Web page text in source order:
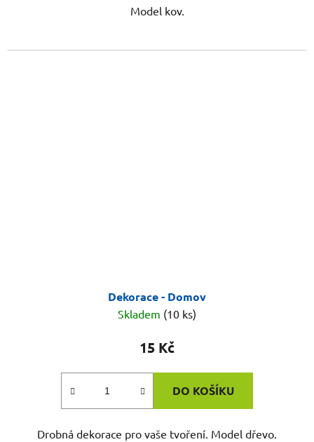
Model kov.
Dekorace - Domov
Skladem (10 ks)
15 Kč
DO KOŠÍKU
Drobná dekorace pro vaše tvoření. Model dřevo.